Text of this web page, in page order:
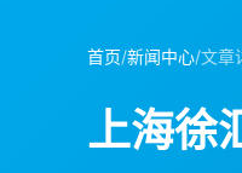
首页/新闻中心/文章
上海徐